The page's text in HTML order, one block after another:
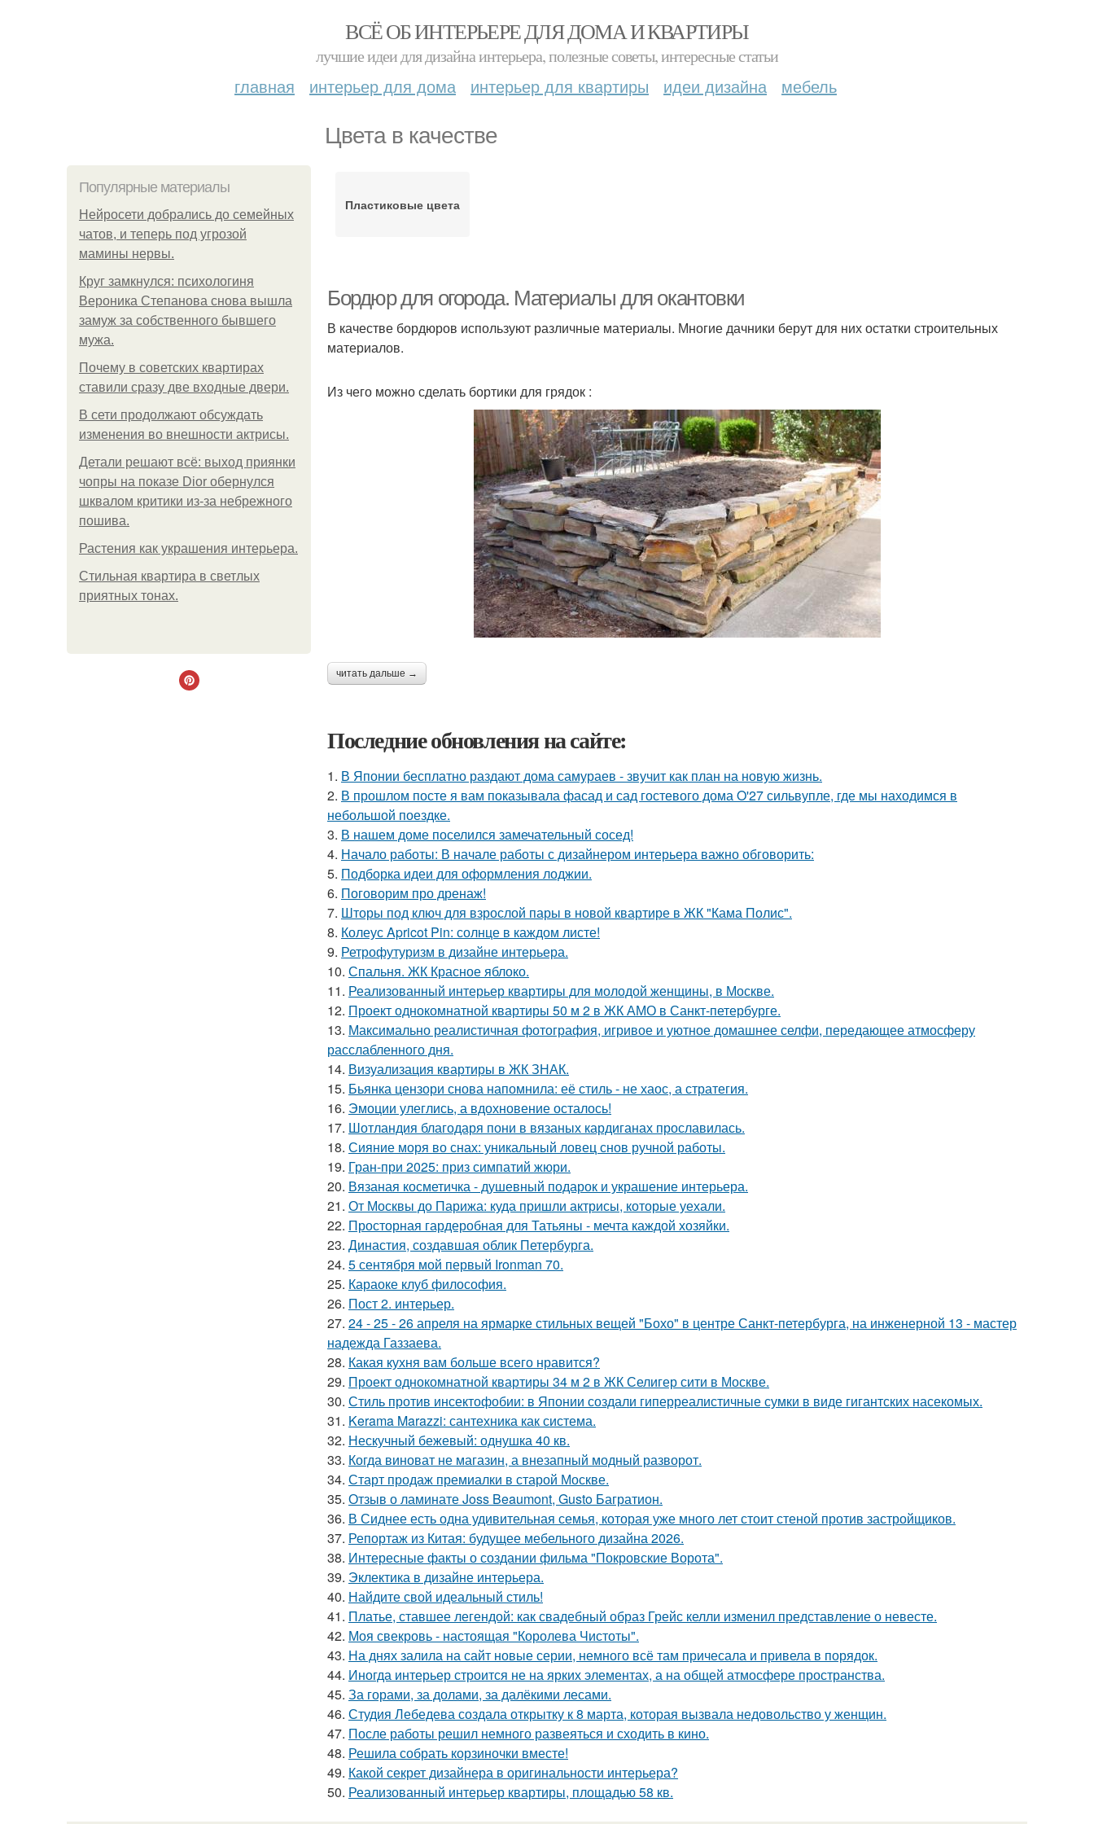
ВСЁ ОБ ИНТЕРЬЕРЕ ДЛЯ ДОМА И КВАРТИРЫ
лучшие идеи для дизайна интерьера, полезные советы, интересные статьи
главная интерьер для дома интерьер для квартиры идеи дизайна мебель
Цвета в качестве
Популярные материалы
Нейросети добрались до семейных
чатов, и теперь под угрозой
мамины нервы.
Круг замкнулся: психологиня
Вероника Степанова снова вышла
замуж за собственного бывшего
мужа.
Почему в советских квартирах
ставили сразу две входные двери.
В сети продолжают обсуждать
изменения во внешности актрисы.
Детали решают всё: выход приянки
чопры на показе Dior обернулся
шквалом критики из-за небрежного
пошива.
Растения как украшения интерьера.
Стильная квартира в светлых
приятных тонах.
Пластиковые цвета
Бордюр для огорода. Материалы для окантовки
В качестве бордюров используют различные материалы. Многие дачники берут для них остатки строительных
материалов.
Из чего можно сделать бортики для грядок :
читать дальше →
Последние обновления на сайте:
1. В Японии бесплатно раздают дома самураев - звучит как план на новую жизнь.
2. В прошлом посте я вам показывала фасад и сад гостевого дома O'27 сильвупле, где мы находимся в
небольшой поездке.
3. В нашем доме поселился замечательный сосед!
4. Начало работы: В начале работы с дизайнером интерьера важно обговорить:
5. Подборка идеи для оформления лоджии.
6. Поговорим про дренаж!
7. Шторы под ключ для взрослой пары в новой квартире в ЖК "Кама Полис".
8. Колеус Apricot Pin: солнце в каждом листе!
9. Ретрофутуризм в дизайне интерьера.
10. Спальня. ЖК Красное яблоко.
11. Реализованный интерьер квартиры для молодой женщины, в Москве.
12. Проект однокомнатной квартиры 50 м 2 в ЖК АМО в Санкт-петербурге.
13. Максимально реалистичная фотография, игривое и уютное домашнее селфи, передающее атмосферу
расслабленного дня.
14. Визуализация квартиры в ЖК ЗНАК.
15. Бьянка цензори снова напомнила: её стиль - не хаос, а стратегия.
16. Эмоции улеглись, а вдохновение осталось!
17. Шотландия благодаря пони в вязаных кардиганах прославилась.
18. Сияние моря во снах: уникальный ловец снов ручной работы.
19. Гран-при 2025: приз симпатий жюри.
20. Вязаная косметичка - душевный подарок и украшение интерьера.
21. От Москвы до Парижа: куда пришли актрисы, которые уехали.
22. Просторная гардеробная для Татьяны - мечта каждой хозяйки.
23. Династия, создавшая облик Петербурга.
24. 5 сентября мой первый Ironman 70.
25. Караоке клуб философия.
26. Пост 2. интерьер.
27. 24 - 25 - 26 апреля на ярмарке стильных вещей "Бохо" в центре Санкт-петербурга, на инженерной 13 - мастер
надежда Газзаева.
28. Какая кухня вам больше всего нравится?
29. Проект однокомнатной квартиры 34 м 2 в ЖК Селигер сити в Москве.
30. Стиль против инсектофобии: в Японии создали гиперреалистичные сумки в виде гигантских насекомых.
31. Kerama Marazzi: сантехника как система.
32. Нескучный бежевый: однушка 40 кв.
33. Когда виноват не магазин, а внезапный модный разворот.
34. Старт продаж премиалки в старой Москве.
35. Отзыв о ламинате Joss Beaumont, Gusto Багратион.
36. В Сиднее есть одна удивительная семья, которая уже много лет стоит стеной против застройщиков.
37. Репортаж из Китая: будущее мебельного дизайна 2026.
38. Интересные факты о создании фильма "Покровские Ворота".
39. Эклектика в дизайне интерьера.
40. Найдите свой идеальный стиль!
41. Платье, ставшее легендой: как свадебный образ Грейс келли изменил представление о невесте.
42. Моя свекровь - настоящая "Королева Чистоты".
43. На днях залила на сайт новые серии, немного всё там причесала и привела в порядок.
44. Иногда интерьер строится не на ярких элементах, а на общей атмосфере пространства.
45. За горами, за долами, за далёкими лесами.
46. Студия Лебедева создала открытку к 8 марта, которая вызвала недовольство у женщин.
47. После работы решил немного развеяться и сходить в кино.
48. Решила собрать корзиночки вместе!
49. Какой секрет дизайнера в оригинальности интерьера?
50. Реализованный интерьер квартиры, площадью 58 кв.